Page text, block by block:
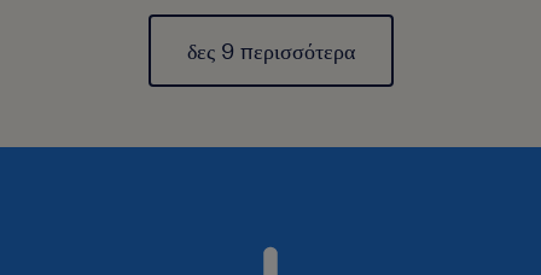
δες 9 περισσότερα